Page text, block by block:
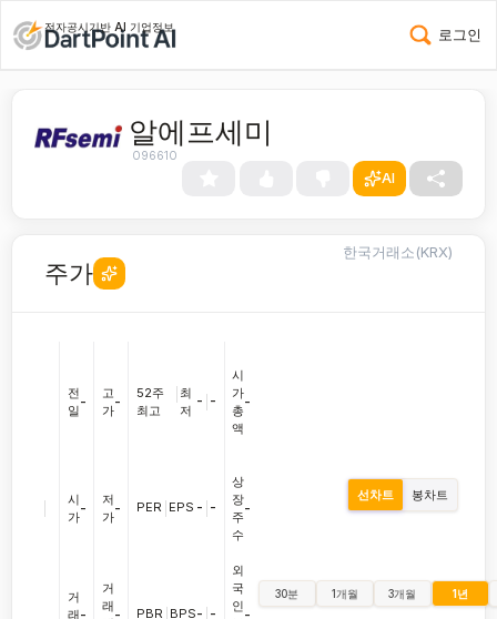
전자공시기반 AI 기업정보 로그인
알에프세미
096610
AI
주가
한국거래소(KRX)
전
일
-
시
가
-
거
래-
고
가
-
저
가
-
거
래
-
52주
최고
최
저
- -
PER EPS - -
PBR BPS- -
시
가
총
액
-
상
장
주
수
-
외
국
인
-
선차트 봉차트
30분 1개월 3개월 1년